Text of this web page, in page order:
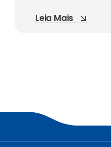
Leia Mais